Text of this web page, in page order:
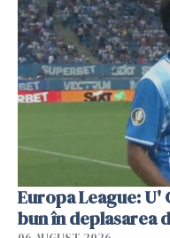
Europa League:
bun în deplasarea